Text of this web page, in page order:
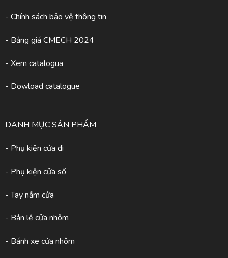
- Chính sách bảo vệ thông tin
- Bảng giá CMECH 2024
- Xem catalogua
- Dowload catalogue
DANH MỤC SẢN PHẨM
- Phụ kiện cửa đi
- Phụ kiện cửa sổ
- Tay nắm cửa
- Bản lề cửa nhôm
- Bánh xe cửa nhôm